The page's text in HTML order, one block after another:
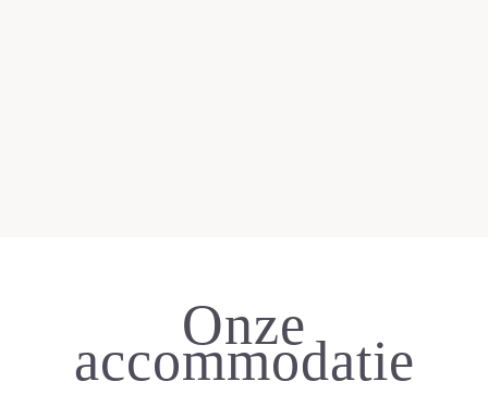
Onze
accommodatie